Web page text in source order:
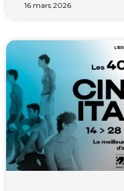
16 mars 2026